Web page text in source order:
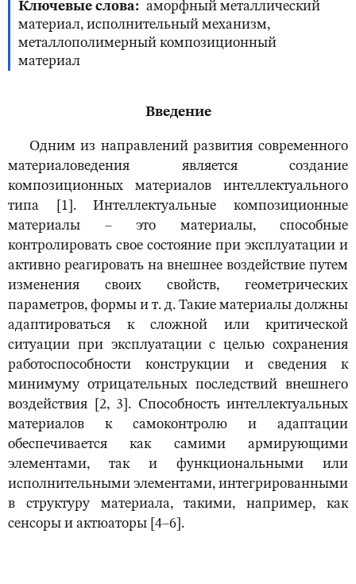
Ключевые слова
аморфный металлический
материал, исполнительный механизм,
металлополимерный композиционный
материал
Введение
Одним из направлений развития современного
материаловедения является создание
композиционных материалов интеллектуального
типа [1]. Интеллектуальные композиционные
материалы – это материалы, способные
контролировать свое состояние при эксплуатации и
активно реагировать на внешнее воздействие путем
изменения своих свойств, геометрических
параметров, формы и т. д. Такие материалы должны
адаптироваться к сложной или критической
ситуации при эксплуатации с целью сохранения
работоспособности конструкции и сведения к
минимуму отрицательных последствий внешнего
воздействия [2, 3]. Способность интеллектуальных
материалов к самоконтролю и адаптации
обеспечивается как самими армирующими
элементами, так и функциональными или
исполнительными элементами, интегрированными
в структуру материала, такими, например, как
сенсоры и актюаторы [4–6].